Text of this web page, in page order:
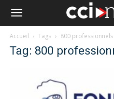
Accueil Tags 800 professionnels
Tag: 800